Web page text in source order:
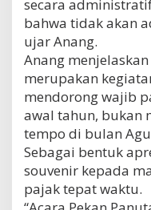
secara
bahwa tidak akan
ujar Anang.
Anang
merupakan
mendorong wajib
awal tahun, bukan
tempo di bulan
Sebagai bentuk
souvenir kepada
pajak tepat waktu.